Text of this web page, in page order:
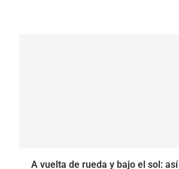
A vuelta de rueda y bajo el sol: así